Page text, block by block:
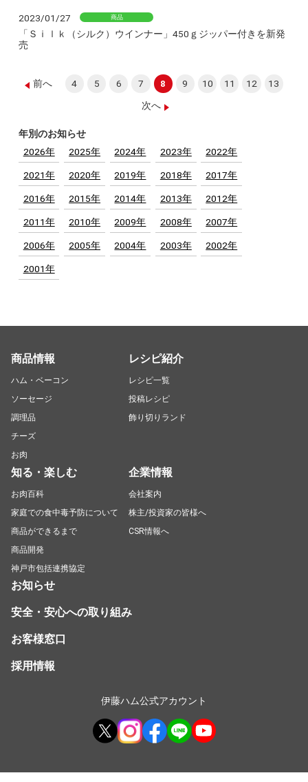
2023/01/27 商品
「Ｓｉｌｋ（シルク）ウインナー」450ｇジッパー付きを新発
売
前へ 4 5 6 7 8 9 10 11 12 13
次へ
年別のお知らせ
2026年
2025年 2024年 2023年 2022年
2021年 2020年 2019年 2018年 2017年
2016年 2015年 2014年 2013年 2012年
2011年 2010年 2009年 2008年 2007年
2006年 2005年 2004年 2003年 2002年
2001年
商品情報
ハム・ベーコン
ソーセージ
調理品
チーズ
お肉
レシピ紹介
レシピ一覧
投稿レシピ
飾り切りランド
知る・楽しむ
お肉百科
家庭での食中毒予防について
商品ができるまで
商品開発
神戸市包括連携協定
企業情報
会社案内
株主/投資家の皆様へ
CSR情報へ
お知らせ
安全・安心への取り組み
お客様窓口
採用情報
伊藤ハム公式アカウント